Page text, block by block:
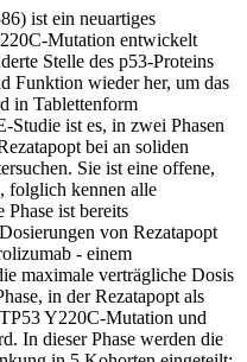
ist ein neuartiges
Mutation entwickelt
Stelle des p53-Proteins
Funktion wieder her, um das
in Tablettenform
ist es, in zwei Phasen
bei an soliden
Sie ist eine offene,
folglich kennen alle
ist bereits
von Rezatapopt
- einem
maximale verträgliche Dosis
in der Rezatapopt als
Y220C-Mutation und
In dieser Phase werden die